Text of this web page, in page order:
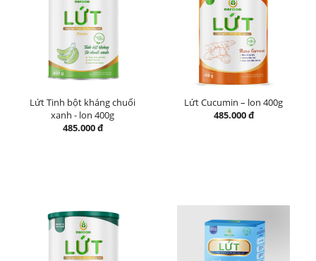
Lứt Tinh bột kháng chuối
xanh - lon 400g
485.000 đ
Lứt Cucumin – lon 400g
485.000 đ